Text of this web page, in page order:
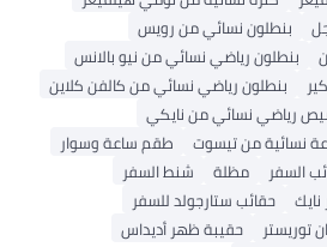
بنطلون نسائي من رويس
بنطلون رياضي نسائي من نيو بالانس
بنطلون رياضي نسائي من كالفن كلاين
رياضي نسائي من نايكي
نسائية من تيسوت
طقم ساعة وسوار
السفر مظلة
شنط السفر
حقائب ستارجولد للسفر
توريستر
حقيبة ظهر أديداس